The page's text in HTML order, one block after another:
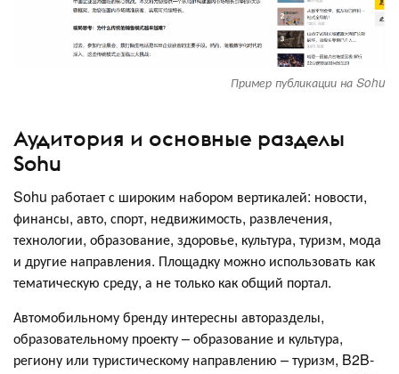
Пример публикации на Sohu
Аудитория и основные разделы
Sohu
Sohu работает с широким набором вертикалей: новости,
финансы, авто, спорт, недвижимость, развлечения,
технологии, образование, здоровье, культура, туризм, мода
и другие направления. Площадку можно использовать как
тематическую среду, а не только как общий портал.
Автомобильному бренду интересны авторазделы,
образовательному проекту – образование и культура,
региону или туристическому направлению – туризм, B2B-